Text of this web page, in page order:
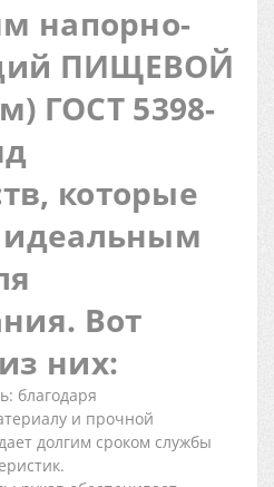
напорно-
ПИЩЕВОЙ
ГОСТ 5398-
которые
идеальным
Вот
них:
благодаря
и прочной
долгим сроком службы